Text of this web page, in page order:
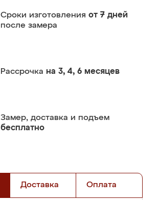
Сроки изготовления от 7 дней
после замера
Рассрочка на 3, 4, 6 месяцев
Замер, доставка и подъем
бесплатно
Доставка Оплата